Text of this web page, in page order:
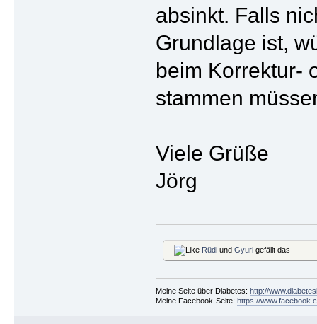
absinkt. Falls
Grundlage ist,
beim Korrektur-
stammen
Viele Grüße
Jörg
Rüdiund Gyurigefällt das
Meine Seite über Diabetes: http://
Meine Facebook-Seite: https://